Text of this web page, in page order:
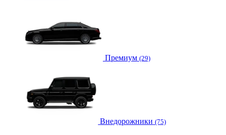
Премиум (29)
Внедорожники (75)